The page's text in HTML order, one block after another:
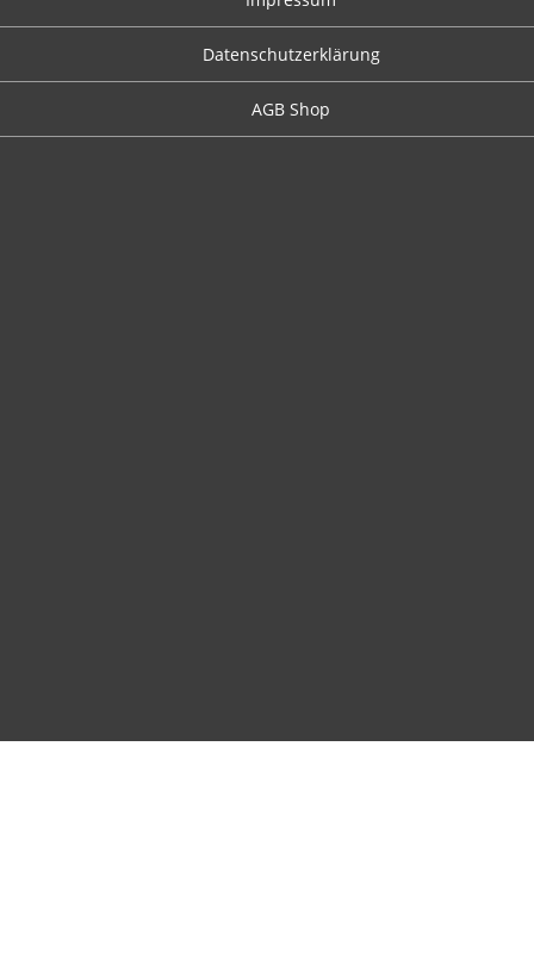
Datenschutzerklärung
AGB Shop